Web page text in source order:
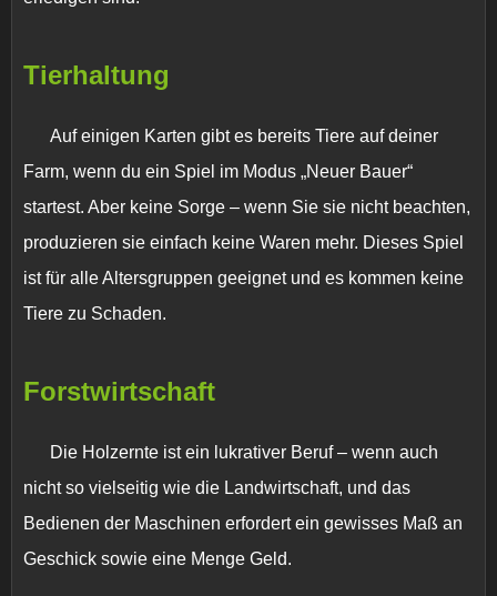
Tierhaltung
Auf einigen Karten gibt es bereits Tiere auf deiner
Farm, wenn du ein Spiel im Modus „Neuer Bauer“
startest. Aber keine Sorge – wenn Sie sie nicht beachten,
produzieren sie einfach keine Waren mehr. Dieses Spiel
ist für alle Altersgruppen geeignet und es kommen keine
Tiere zu Schaden.
Forstwirtschaft
Die Holzernte ist ein lukrativer Beruf – wenn auch
nicht so vielseitig wie die Landwirtschaft, und das
Bedienen der Maschinen erfordert ein gewisses Maß an
Geschick sowie eine Menge Geld.